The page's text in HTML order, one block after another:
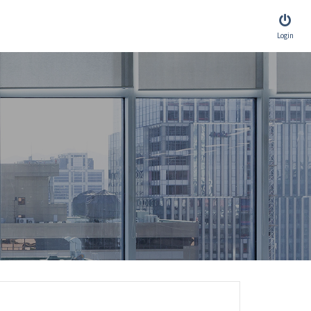
Login